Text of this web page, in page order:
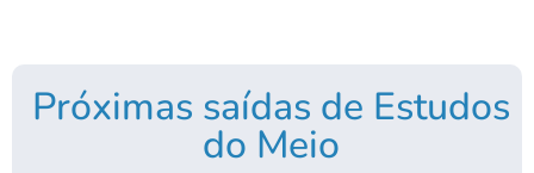
Próximas saídas de Estudos
do Meio